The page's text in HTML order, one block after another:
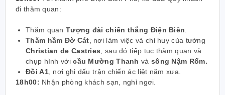
đi thăm quan:
Thăm quan Tượng đài chiến thắng Điện Biên.
Thăm hầm Đờ Cát, nơi làm việc và chỉ huy của tướng
Christian de Castries, sau đó tiếp tục thăm quan và
chụp hình vớicầu Mường Thanhvà sông Nậm Rốm.
Đồi A1, nơi ghi dấu trận chiến ác liệt năm xưa.
18h00: Nhận phòng khách sạn, nghỉ ngơi.